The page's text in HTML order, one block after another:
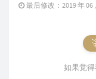
最后修改：2019 年 06
如果觉